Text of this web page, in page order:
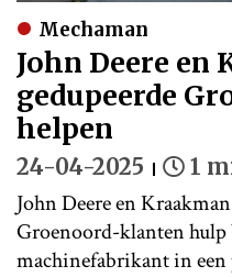
Mechaman
John Deere
gedupeerde
helpen
24-04-2025 1
John Deere en
Groenoord-klanten hulp
machinefabrikant in een